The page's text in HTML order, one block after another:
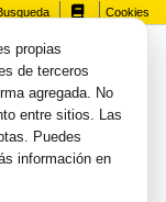
Cookies
propias
de terceros
agregada. No
entre sitios. Las
Puedes
información en